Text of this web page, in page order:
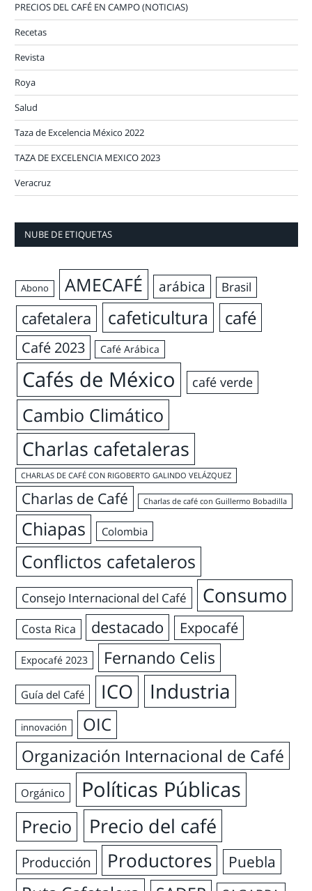
PRECIOS DEL CAFÉ EN CAMPO (NOTICIAS)
Recetas
Revista
Roya
Salud
Taza de Excelencia México 2022
TAZA DE EXCELENCIA MEXICO 2023
Veracruz
NUBE DE ETIQUETAS
Abono AMECAFÉ arábica Brasil
cafetalera cafeticultura café
Café 2023 Café Arábica
Cafés de México café verde
Cambio Climático
Charlas cafetaleras
CHARLAS DE CAFÉ CON RIGOBERTO GALINDO VELÁZQUEZ
Charlas de Café Charlas de café con Guillermo Bobadilla
Chiapas Colombia
Conflictos cafetaleros
Consejo Internacional del Café Consumo
Costa Rica destacado Expocafé
Expocafé 2023 Fernando Celis
Guía del Café ICO Industria
innovación
OIC
Organización Internacional de Café
Orgánico Políticas Públicas
Precio Precio del café
Producción Productores Puebla